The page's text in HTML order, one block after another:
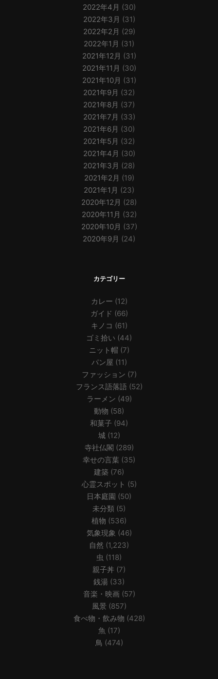
2022年4月 (30)
2022年3月 (31)
2022年2月 (29)
2022年1月 (31)
2021年12月 (31)
2021年11月 (30)
2021年10月 (31)
2021年9月 (32)
2021年8月 (37)
2021年7月 (33)
2021年6月 (30)
2021年5月 (32)
2021年4月 (30)
2021年3月 (28)
2021年2月 (19)
2021年1月 (23)
2020年12月 (28)
2020年11月 (32)
2020年10月 (37)
2020年9月 (24)
カテゴリー
カレー (12)
ガイド (66)
キノコ (61)
ゴミ拾い (44)
ニット帽 (7)
パン屋 (11)
ファッション (7)
フランス語落語 (52)
ラーメン (49)
動物 (58)
和菓子 (94)
城(12)
寺社仏閣 (289)
幸せの言葉 (35)
建築 (76)
心霊スポット (5)
日本庭園 (50)
未分類 (5)
植物 (536)
気象現象 (46)
自然 (1,223)
虫 (118)
親子丼 (7)
銭湯 (33)
音楽・映画 (57)
風景(857)
食べ物・飲み物 (428)
魚 (17)
鳥 (474)